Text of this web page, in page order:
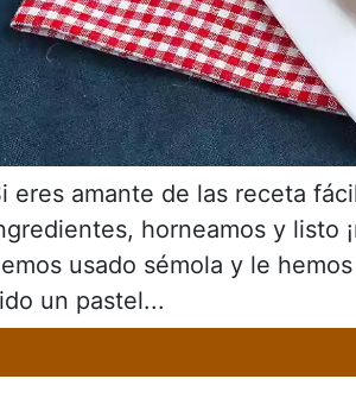
eres amante de las receta
horneamos y listo
usado sémola y le
un pastel...